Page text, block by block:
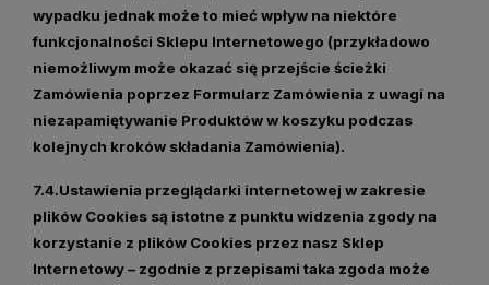
wypadku jednak może to mieć wpływ na niektóre
funkcjonalności Sklepu Internetowego (przykładowo
niemożliwym może okazać się przejście ścieżki
Zamówienia poprzez Formularz Zamówienia z uwagi na
niezapamiętywanie Produktów w koszyku podczas
kolejnych kroków składania Zamówienia).
7.4.Ustawienia przeglądarki internetowej w zakresie
plików Cookies są istotne z punktu widzenia zgody na
korzystanie z plików Cookies przez nasz Sklep
Internetowy – zgodnie z przepisami taka zgoda może